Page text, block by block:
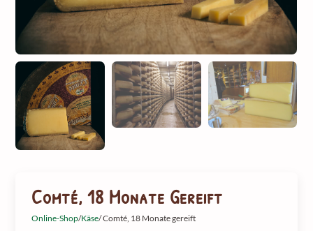
Comté, 18 Monate Gereift
Online-Shop/Käse/ Comté, 18 Monate gereift